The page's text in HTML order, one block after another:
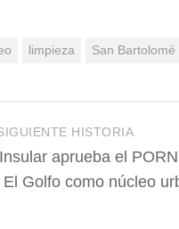
limpieza San Bartolomé
HISTORIA
aprueba el
Golfo como núcleo